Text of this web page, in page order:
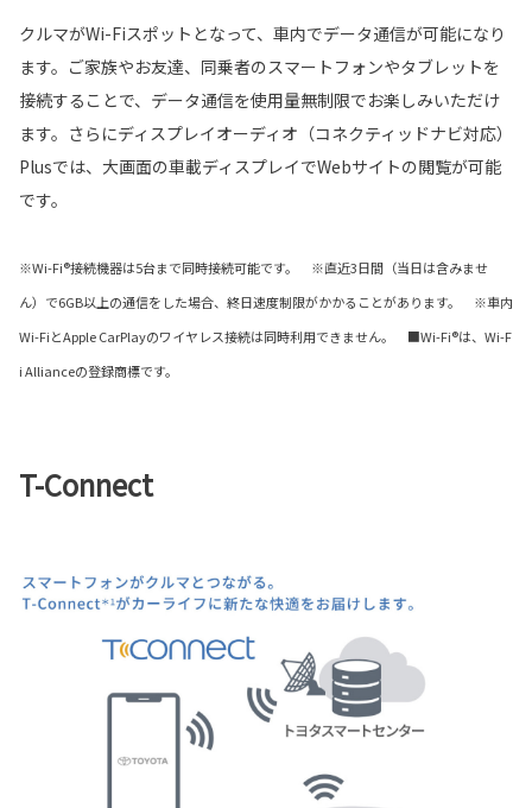
クルマがWi-Fiスポットとなって、車内でデータ通信が可能になり
ます。ご家族やお友達、同乗者のスマートフォンやタブレットを
接続することで、データ通信を使用量無制限でお楽しみいただけ
ます。さらにディスプレイオーディオ（コネクティッドナビ対応）
Plusでは、大画面の車載ディスプレイでWebサイトの閲覧が可能
です。
※Wi-Fi®接続機器は5台まで同時接続可能です。 ※直近3日間（当日は含みませ
ん）で6GB以上の通信をした場合、終日速度制限がかかることがあります。 ※車内
Wi-FiとApple CarPlayのワイヤレス接続は同時利用できません。 ■Wi-Fi®は、Wi-F
i Allianceの登録商標です。
T-Connect